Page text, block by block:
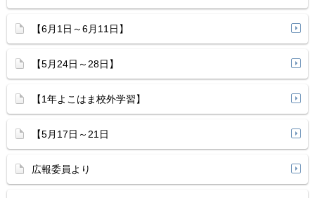
【6月1日～6月11日】
【5月24日～28日】
【1年よこはま校外学習】
【5月17日～21日
広報委員より